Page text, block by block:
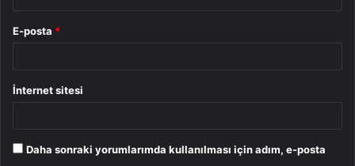
E-posta *
İnternet sitesi
Daha sonraki yorumlarımda kullanılması için adım, e-posta